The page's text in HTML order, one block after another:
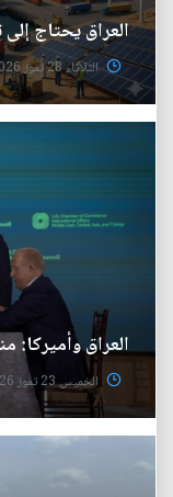
العراق يحتاج
الثلاثاء 28 تموز 2026
العراق وأميركا:
الخميس 23 تموز 2026